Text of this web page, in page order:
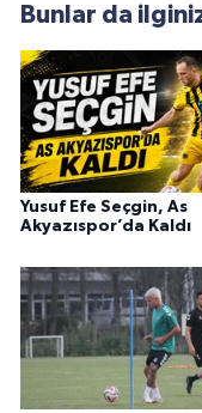
Bunlar da
Yusuf Efe Seçgin, As
Akyazıspor’da Kaldı